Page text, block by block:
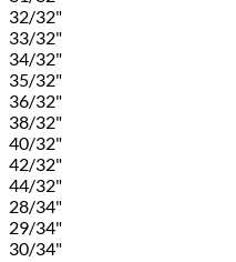
32/32"
33/32"
34/32"
35/32"
36/32"
38/32"
40/32"
42/32"
44/32"
28/34"
29/34"
30/34"